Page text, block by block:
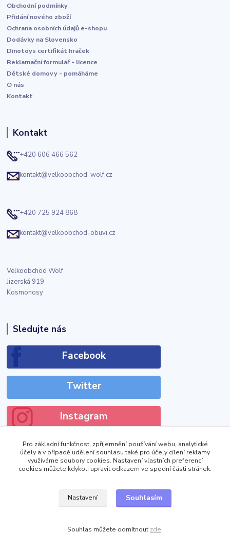
Obchodní podmínky
Přidání nového zboží
Ochrana osobních údajů e-shopu
Dodávky na Slovensko
Dinotoys certifikát hraček
Reklamační formulář - licence
Dětské domovy - pomáháme
O nás
Kontakt
Kontakt
+420 606 466 562
kontakt@velkoobchod-wolf.cz
+420 725 924 868
kontakt@velkoobchod-obuvi.cz
Velkoobchod Wolf
Jizerská 919
Kosmonosy
Sledujte nás
Facebook
Twitter
Instagram
Zobrazit výdejní místa
Pro základní funkčnost, zpříjemnění používání webu, analytické
účely a v případě udělení souhlasu také pro účely cílení reklamy
využíváme soubory cookies. Nastavení vlastních preferencí
cookies můžete kdykoli upravit odkazem ve spodní části stránek.
Nastavení Souhlasím
Souhlas můžete odmítnout zde.